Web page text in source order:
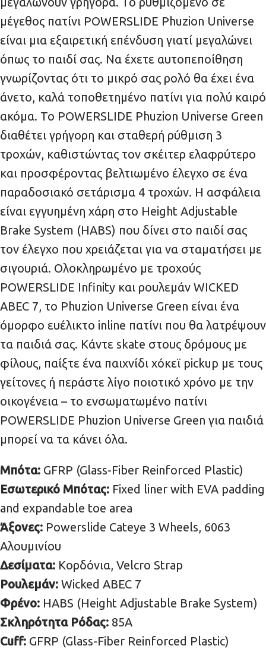
μέγεθος πατίνι POWERSLIDE Phuzion Universe
είναι μια εξαιρετική επένδυση γιατί μεγαλώνει
όπως το παιδί σας. Να έχετε αυτοπεποίθηση
γνωρίζοντας ότι το μικρό σας ρολό θα έχει ένα
άνετο, καλά τοποθετημένο πατίνι για πολύ καιρό
ακόμα. Το POWERSLIDE Phuzion Universe Green
διαθέτει γρήγορη και σταθερή ρύθμιση 3
τροχών, καθιστώντας τον σκέιτερ ελαφρύτερο
και προσφέροντας βελτιωμένο έλεγχο σε ένα
παραδοσιακό σετάρισμα 4 τροχών. Η ασφάλεια
είναι εγγυημένη χάρη στο Height Adjustable
Brake System (HABS) που δίνει στο παιδί σας
τον έλεγχο που χρειάζεται για να σταματήσει με
σιγουριά. Ολοκληρωμένο με τροχούς
POWERSLIDE Infinity και ρουλεμάν WICKED
ABEC 7, το Phuzion Universe Green είναι ένα
όμορφο ευέλικτο inline πατίνι που θα λατρέψουν
τα παιδιά σας. Κάντε skate στους δρόμους με
φίλους, παίξτε ένα παιχνίδι χόκεϊ pickup με τους
γείτονες ή περάστε λίγο ποιοτικό χρόνο με την
οικογένεια – το ενσωματωμένο πατίνι
POWERSLIDE Phuzion Universe Green για παιδιά
μπορεί να τα κάνει όλα.
Μπότα: GFRP (Glass-Fiber Reinforced Plastic)
Εσωτερικό Μπότας: Fixed liner with EVA padding
and expandable toe area
Άξονες: Powerslide Cateye 3 Wheels, 6063
Αλουμινίου
Δεσίματα: Κορδόνια, Velcro Strap
Ρουλεμάν: Wicked ABEC 7
Φρένο: HABS (Height Adjustable Brake System)
Σκληρότητα Ρόδας: 85Α
Cuff: GFRP (Glass-Fiber Reinforced Plastic)